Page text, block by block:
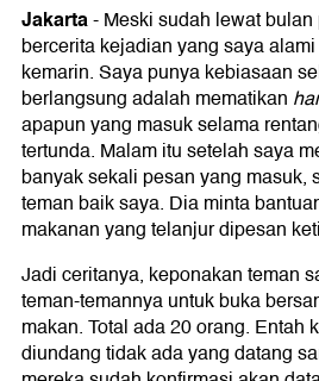
Jakarta-Meski sudah lewat
bercerita kejadian yang saya
kemarin. Saya punya kebiasaan
berlangsung adalah mematikan
apapun yang masuk selama
tertunda. Malam itu setelah saya
banyak sekali pesan yang masuk,
teman baik saya. Dia minta
makanan yang telanjur dipesan
Jadi ceritanya, keponakan teman
teman-temannya untuk buka
makan. Total ada 20 orang. Entah
diundang tidak ada yang datang